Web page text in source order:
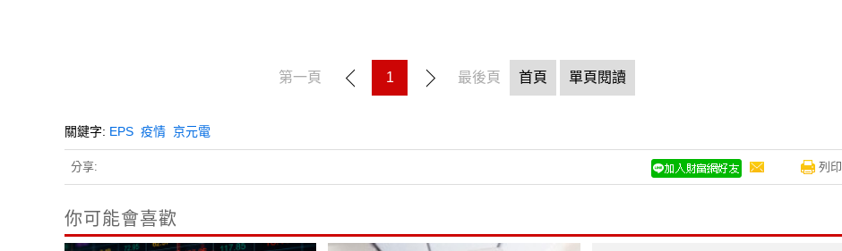
第一頁 1 最後頁 首頁 單頁閱讀
關鍵字: EPS 疫情 京元電
分享: 列印
你可能會喜歡